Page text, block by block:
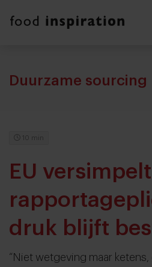
Duurzame sourcing
10 min
EU
druk blijft
“Niet wetgeving maar